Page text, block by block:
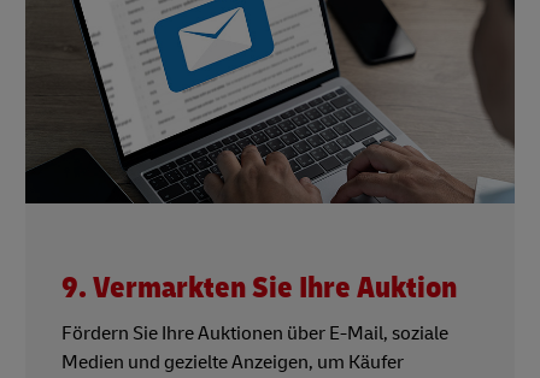
9. Vermarkten Sie Ihre Auktion
Fördern Sie Ihre Auktionen über E-Mail, soziale
Medien und gezielte Anzeigen, um Käufer